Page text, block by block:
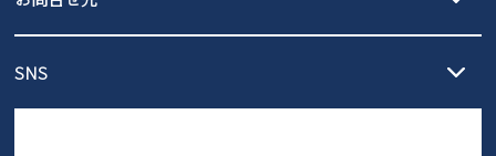
発送日・送料詳細については
ご利用ください。
ントとしても安心してご利用いただけるよう、サイズ交換の受付期
営業時間：11時～17時
SNS